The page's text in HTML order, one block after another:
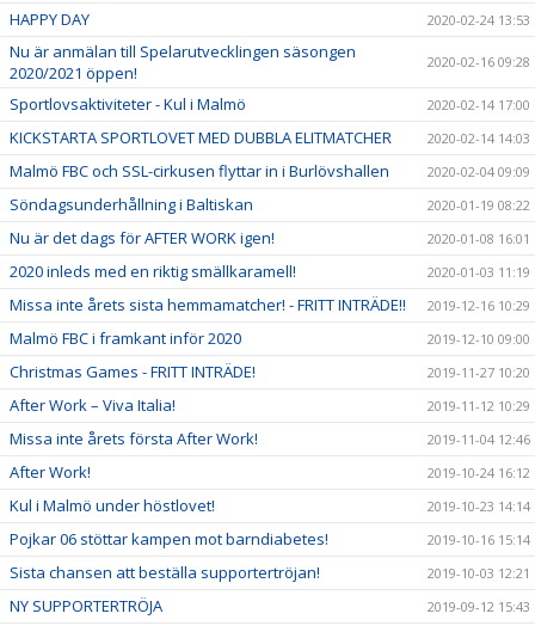
HAPPY DAY 2020-02-24 13:53
Nu är anmälan till Spelarutvecklingen säsongen
2020/2021 öppen!
2020-02-16 09:28
Sportlovsaktiviteter - Kul i Malmö 2020-02-14 17:00
KICKSTARTA SPORTLOVET MED DUBBLA ELITMATCHER 2020-02-14 14:03
Malmö FBC och SSL-cirkusen flyttar in i Burlövshallen 2020-02-04 09:09
Söndagsunderhållning i Baltiskan 2020-01-19 08:22
Nu är det dags för AFTER WORK igen! 2020-01-08 16:01
2020 inleds med en riktig smällkaramell! 2020-01-03 11:19
Missa inte årets sista hemmamatcher! - FRITT INTRÄDE!! 2019-12-16 10:29
Malmö FBC i framkant inför 2020 2019-12-10 09:00
Christmas Games - FRITT INTRÄDE! 2019-11-27 10:20
After Work – Viva Italia! 2019-11-12 10:29
Missa inte årets första After Work! 2019-11-04 12:46
After Work! 2019-10-24 16:12
Kul i Malmö under höstlovet! 2019-10-23 14:14
Pojkar 06 stöttar kampen mot barndiabetes! 2019-10-16 15:14
Sista chansen att beställa supportertröjan! 2019-10-03 12:21
NY SUPPORTERTRÖJA 2019-09-12 15:43